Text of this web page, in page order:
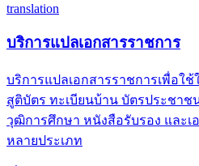
translation
บริการแปลเอกสารราชการ
บริการแปลเอกสารราชการเพื่อใช้
สูติบัตร ทะเบียนบ้าน บัตรประชาช
วุฒิการศึกษา หนังสือรับรอง และเ
หลายประเภท